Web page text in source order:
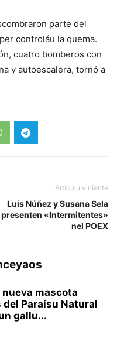
parte del
controláu la quema.
cuatro bomberos con
y autoescalera, tornó a
Artículu viniente
Luis Núñez y Susana Sela
presenten «Intermitentes»
nel POEX
mascota
del Paraísu Natural
gallu...